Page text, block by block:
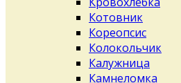
Котовник
Кореопсис
Колокольчик
Калужница
Камнеломка